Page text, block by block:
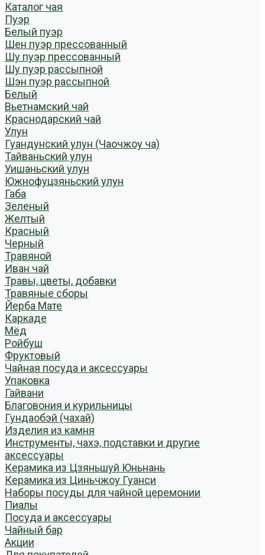
Каталог чая
Пуэр
Белый пуэр
Шен пуэр прессованный
Шу пуэр прессованный
Шу пуэр рассыпной
Шэн пуэр рассыпной
Белый
Вьетнамский чай
Краснодарский чай
Улун
Гуандунский улун (Чаочжоу ча)
Тайваньский улун
Уишаньский улун
Южнофуцзяньский улун
Габа
Зеленый
Желтый
Красный
Черный
Травяной
Иван чай
Травы, цветы, добавки
Травяные сборы
Йерба Мате
Каркаде
Мёд
Ройбуш
Фруктовый
Чайная посуда и аксессуары
Упаковка
Гайвани
Благовония и курильницы
Гундаобэй (чахай)
Изделия из камня
Инструменты, чахэ, подставки и другие
аксессуары
Керамика из Цзяньшуй Юньнань
Керамика из Циньчжоу Гуанси
Наборы посуды для чайной церемонии
Пиалы
Посуда и аксессуары
Чайный бар
Акции